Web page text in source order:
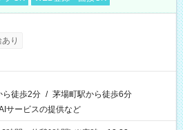
り
ら徒歩2分 / 茅場町駅から徒歩6分
サービスの提供など